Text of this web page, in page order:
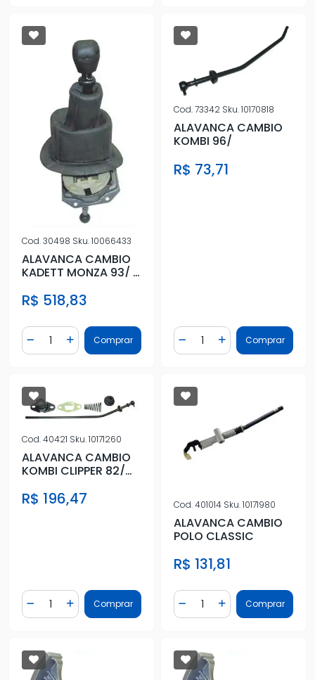
Cod.30498 Sku.10066433
ALAVANCA CAMBIO
KADETT MONZA 93/ 5
R$ 518,83
Diminuir Quantidade
Quantidade
Adicionar Quantidade
Comprar
Cod.73342 Sku.10170818
ALAVANCA CAMBIO
KOMBI 96/
R$ 73,71
Diminuir Quantidade
Quantidade
AdicionarComprar
Cod.40421 Sku.10171260
ALAVANCA CAMBIO
KOMBI CLIPPER 82/
R$ 196,47
Diminuir Quantidade
Quantidade
Adicionar Quantidade
Comprar
Cod.401014 Sku.10171980
ALAVANCA CAMBIO
POLO CLASSIC
R$ 131,81
Diminuir Quantidade
Quantidade
AdicionarComprar